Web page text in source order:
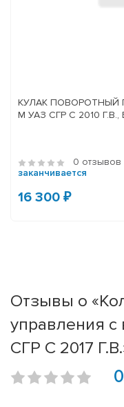
КУЛАК ПОВОРОТНЫЙ
М УАЗ СГР С 2010
0 отзывов
заканчивается
16 300 ₽
Отзывы о
управления
СГР С 2017